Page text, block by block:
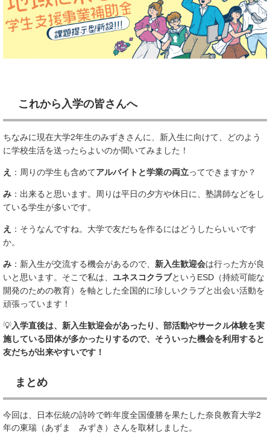
これから入学の皆さんへ
ちなみに現在大学2年生のみずきさんに、新入生に向けて、どのよう
に学校生活を送ったらよいのか聞いてみました！
え ：周りの学生も含めてアルバイトと学業の両立ってできますか？
み ：出来ると思います。周りは平日の夕方や休日に、塾講師などをし
ている学生が多いです。
え
：そうなんですね。大学で友だちを作るにはどうしたらいいです
か。
み ：新入生が交流する機会があるので、 新入生歓迎会は行った方が良
いと思います。そこで私は、 ユネスコクラブというESD（持続可能な
開発のための教育）を軸とした全国的に珍しいクラブと出会い活動を
頑張っています！
💡入学直後は、新入生歓迎会があったり、部活動やサークル体験を実
施している団体が多かったりするので、そういった機会を利用すると
友だちが出来やすいです！
まとめ
今回は、日本伝統の詩吟で昨年度全国優勝を果たした奈良教育大学2
年の東瑞（あずま みずき）さんを取材しました。